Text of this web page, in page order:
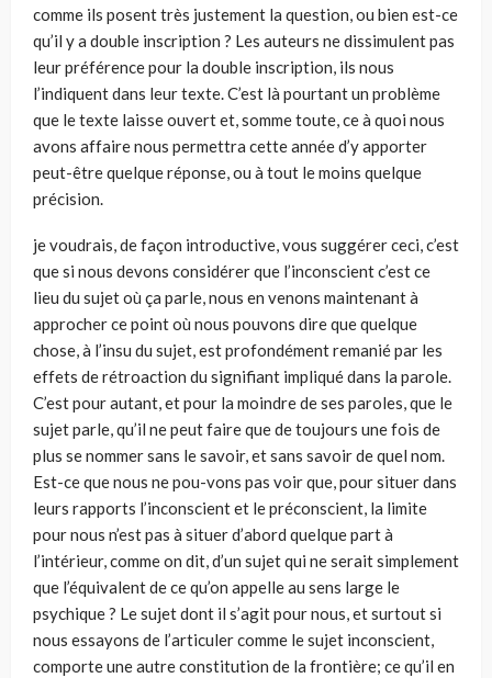
comme ils posent très justement la question, ou bien est-ce
qu’il y a double inscription ? Les auteurs ne dissimulent pas
leur préférence pour la double inscription, ils nous
l’indiquent dans leur texte. C’est là pourtant un problème
que le texte laisse ouvert et, somme toute, ce à quoi nous
avons affaire nous permettra cette année d’y apporter
peut-être quelque réponse, ou à tout le moins quelque
précision.
je voudrais, de façon introductive, vous suggérer ceci, c’est
que si nous devons considérer que l’inconscient c’est ce
lieu du sujet où ça parle, nous en venons maintenant à
approcher ce point où nous pouvons dire que quelque
chose, à l’insu du sujet, est profondément remanié par les
effets de rétroaction du signifiant impliqué dans la parole.
C’est pour autant, et pour la moindre de ses paroles, que le
sujet parle, qu’il ne peut faire que de toujours une fois de
plus se nommer sans le savoir, et sans savoir de quel nom.
Est-ce que nous ne pou-vons pas voir que, pour situer dans
leurs rapports l’inconscient et le préconscient, la limite
pour nous n’est pas à situer d’abord quelque part à
l’intérieur, comme on dit, d’un sujet qui ne serait simplement
que l’équivalent de ce qu’on appelle au sens large le
psychique ? Le sujet dont il s’agit pour nous, et surtout si
nous essayons de l’articuler comme le sujet inconscient,
comporte une autre constitution de la frontière; ce qu’il en